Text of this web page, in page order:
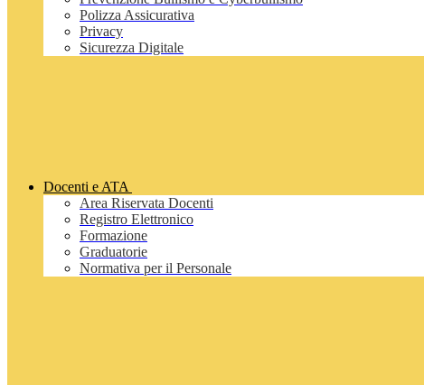
Polizza Assicurativa
Privacy
Sicurezza Digitale
Docenti e ATA
Area Riservata Docenti
Registro Elettronico
Formazione
Graduatorie
Normativa per il Personale